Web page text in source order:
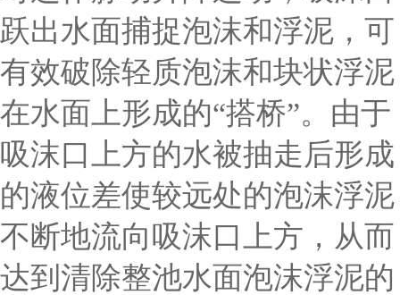
跃出水面捕捉泡沫和浮泥，可
有效破除轻质泡沫和块状浮泥
在水面上形成的“搭桥”。由于
吸沫口上方的水被抽走后形成
的液位差使较远处的泡沫浮泥
不断地流向吸沫口上方，从而
达到清除整池水面泡沫浮泥的